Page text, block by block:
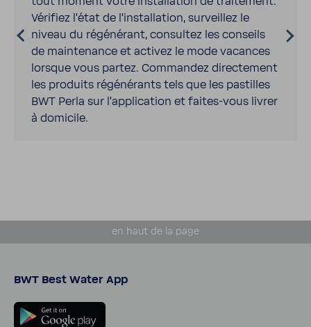
Véri­fiez l’état de l’ins­tal­la­tion, surveillez le
niveau du régé­né­rant, consultez les conseils
de main­te­nance et activez le mode vacances
lorsque vous partez. Commandez direc­te­ment
les produits régé­né­rants tels que les pastilles
BWT Perla sur l’ap­pli­ca­tion et faites-​vous livrer
à domi­cile.
en haut de la page
BWT Best Water App